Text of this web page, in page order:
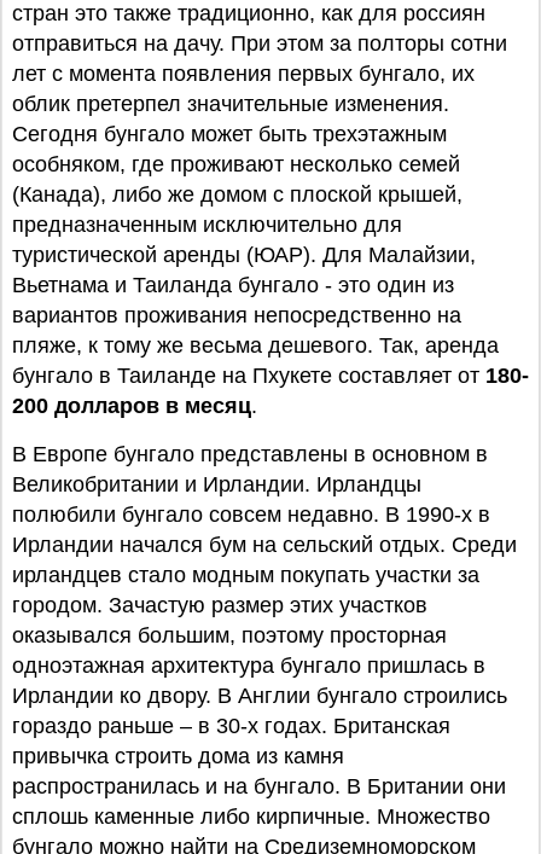
стран это также традиционно, как для россиян
отправиться на дачу. При этом за полторы сотни
лет с момента появления первых бунгало, их
облик претерпел значительные изменения.
Сегодня бунгало может быть трехэтажным
особняком, где проживают несколько семей
(Канада), либо же домом с плоской крышей,
предназначенным исключительно для
туристической аренды (ЮАР). Для Малайзии,
Вьетнама и Таиланда бунгало - это один из
вариантов проживания непосредственно на
пляже, к тому же весьма дешевого. Так, аренда
бунгало в Таиланде на Пхукете составляет от 180-
200 долларов в месяц.
В Европе бунгало представлены в основном в
Великобритании и Ирландии. Ирландцы
полюбили бунгало совсем недавно. В 1990-х в
Ирландии начался бум на сельский отдых. Среди
ирландцев стало модным покупать участки за
городом. Зачастую размер этих участков
оказывался большим, поэтому просторная
одноэтажная архитектура бунгало пришлась в
Ирландии ко двору. В Англии бунгало строились
гораздо раньше – в 30-х годах. Британская
привычка строить дома из камня
распространилась и на бунгало. В Британии они
сплошь каменные либо кирпичные. Множество
бунгало можно найти на Средиземноморском